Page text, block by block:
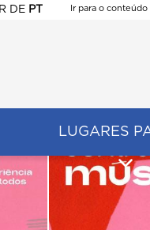
DE PT
Ir para o conteúdo
LUGARES